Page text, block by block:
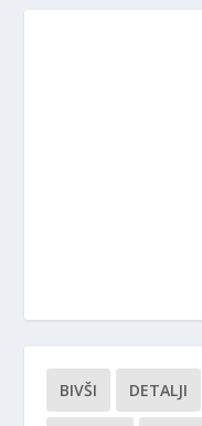
BIVŠI DETALJI